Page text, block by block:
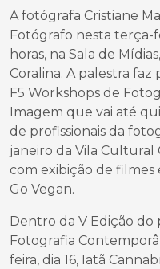
A fotógrafa Cristiane
Fotógrafo nesta terça-
horas, na Sala de
Coralina. A palestra
F5 Workshops de
Imagem que vai até
de profissionais da
janeiro da Vila Cultural
com exibição de filmes
Go Vegan.
Dentro da V Edição do
Fotografia
feira, dia 16, Iatã